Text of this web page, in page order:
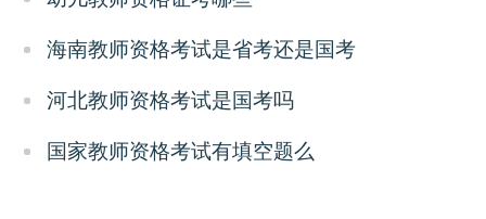
海南教师资格考试是省考还是国考
河北教师资格考试是国考吗
国家教师资格考试有填空题么